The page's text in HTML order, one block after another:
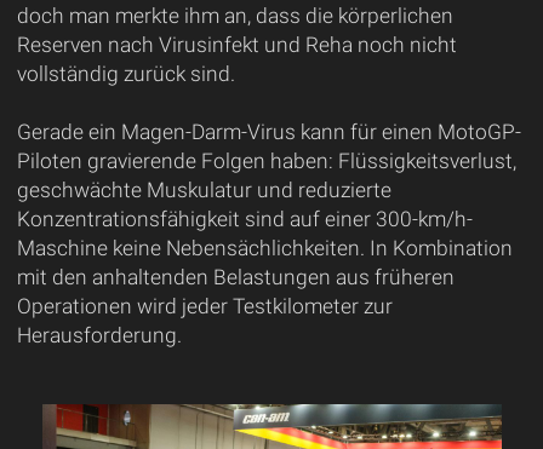
doch man merkte ihm an, dass die körperlichen
Reserven nach Virusinfekt und Reha noch nicht
vollständig zurück sind.
Gerade ein Magen-Darm-Virus kann für einen MotoGP-
Piloten gravierende Folgen haben: Flüssigkeitsverlust,
geschwächte Muskulatur und reduzierte
Konzentrationsfähigkeit sind auf einer 300-km/h-
Maschine keine Nebensächlichkeiten. In Kombination
mit den anhaltenden Belastungen aus früheren
Operationen wird jeder Testkilometer zur
Herausforderung.